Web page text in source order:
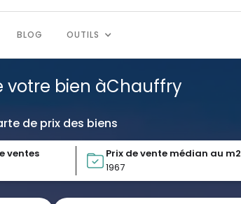
BLOG OUTILS
votre bien àChauffry
de prix des biens
ventes
Prix de vente médian au m2
1967